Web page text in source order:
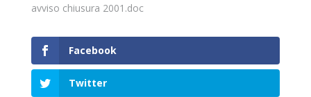
avviso chiusura 2001.doc
Facebook
Twitter